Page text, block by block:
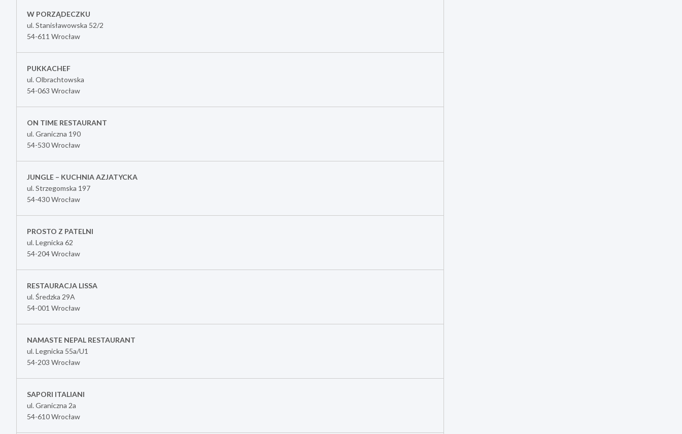
W PORZĄDECZKU
ul. Stanisławowska 52/2
54-611 Wrocław
PUKKACHEF
ul. Olbrachtowska
54-063 Wrocław
ON TIME RESTAURANT
ul. Graniczna 190
54-530 Wrocław
JUNGLE – KUCHNIA AZJATYCKA
ul. Strzegomska 197
54-430 Wrocław
PROSTO Z PATELNI
ul. Legnicka 62
54-204 Wrocław
RESTAURACJA LISSA
ul. Średzka 29A
54-001 Wrocław
NAMASTE NEPAL RESTAURANT
ul. Legnicka 55a/U1
54-203 Wrocław
SAPORI ITALIANI
ul. Graniczna 2a
54-610 Wrocław